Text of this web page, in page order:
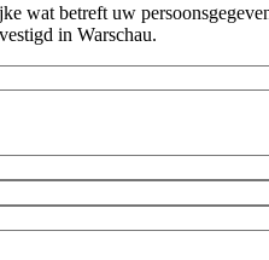
wat betreft uw
in Warschau.